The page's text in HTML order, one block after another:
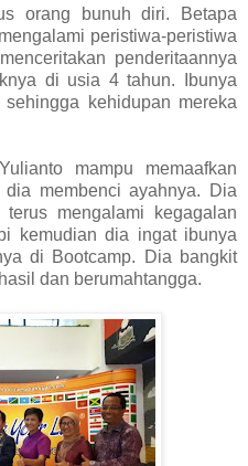
orang bunuh diri. Betapa
peristiwa-peristiwa
penderitaannya
di usia 4 tahun. Ibunya
kehidupan mereka
mampu memaafkan
membenci ayahnya. Dia
mengalami kegagalan
kemudian dia ingat ibunya
di Bootcamp. Dia bangkit
dan berumahtangga.